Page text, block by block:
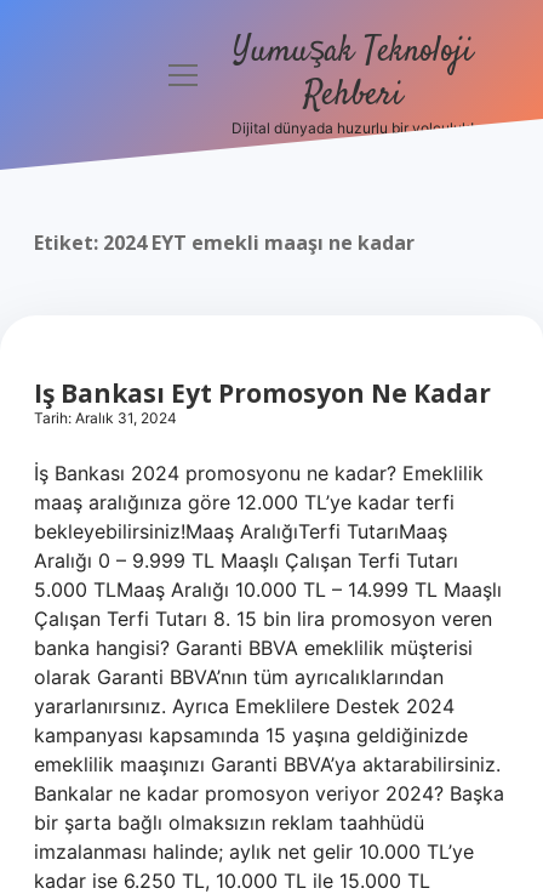
Politikası
menüyüYumuşak Teknoloji
Rehberi
Dijital dünyada huzurlu bir yolculuk!
Etiket: 2024 EYT emekli maaşı ne kadar
Iş Bankası Eyt Promosyon Ne Kadar
Tarih: Aralık 31, 2024
İş Bankası 2024 promosyonu ne kadar? Emeklilik
maaş aralığınıza göre 12.000 TL’ye kadar terfi
bekleyebilirsiniz!Maaş AralığıTerfi TutarıMaaş
Aralığı 0 – 9.999 TL Maaşlı Çalışan Terfi Tutarı
5.000 TLMaaş Aralığı 10.000 TL – 14.999 TL Maaşlı
Çalışan Terfi Tutarı 8. 15 bin lira promosyon veren
banka hangisi? Garanti BBVA emeklilik müşterisi
olarak Garanti BBVA’nın tüm ayrıcalıklarından
yararlanırsınız. Ayrıca Emeklilere Destek 2024
kampanyası kapsamında 15 yaşına geldiğinizde
emeklilik maaşınızı Garanti BBVA’ya aktarabilirsiniz.
Bankalar ne kadar promosyon veriyor 2024? Başka
bir şarta bağlı olmaksızın reklam taahhüdü
imzalanması halinde; aylık net gelir 10.000 TL’ye
kadar ise 6.250 TL, 10.000 TL ile 15.000 TL